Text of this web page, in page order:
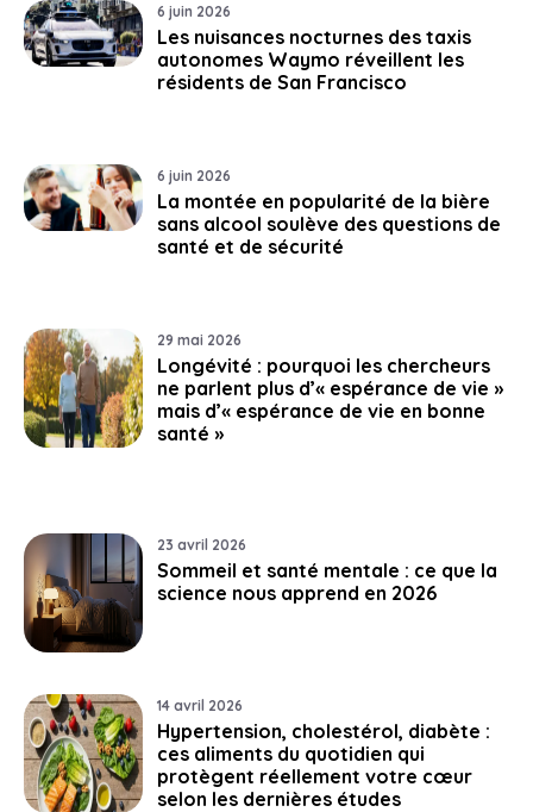
6 juin 2026
Les nuisances nocturnes des taxis
autonomes Waymo réveillent les
résidents de San Francisco
6 juin 2026
La montée en popularité de la bière
sans alcool soulève des questions de
santé et de sécurité
29 mai 2026
Longévité : pourquoi les chercheurs
ne parlent plus d’« espérance de vie »
mais d’« espérance de vie en bonne
santé »
23 avril 2026
Sommeil et santé mentale : ce que la
science nous apprend en 2026
14 avril 2026
Hypertension, cholestérol, diabète :
ces aliments du quotidien qui
protègent réellement votre cœur
selon les dernières études